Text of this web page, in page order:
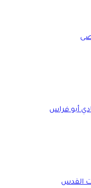
أبو فراس
القدس